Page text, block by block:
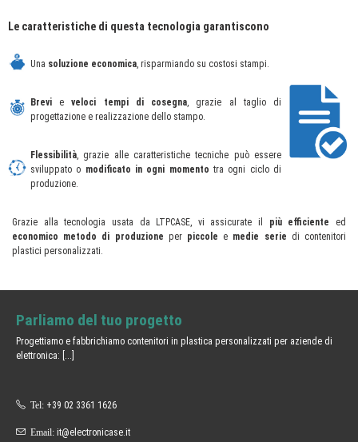
Le caratteristiche di questa tecnologia garantiscono
Una soluzione economica, risparmiando su costosi stampi.
Brevi e veloci tempi di cosegna, grazie al taglio di
progettazione e realizzazione dello stampo.
Flessibilità, grazie alle caratteristiche tecniche può essere
sviluppato o modificato in ogni momentotra ogni ciclo di
produzione.
Grazie alla tecnologia usata da LTPCASE, vi assicurate il più efficiente ed
economico metodo di produzione per piccole e medie serie di contenitori
plastici personalizzati.
Parliamo del tuo progetto
Progettiamo e fabbrichiamo contenitori in plastica personalizzati per aziende di
elettronica: [...]
Tel: +39 02 3361 1626
Email: it@electronicase.it